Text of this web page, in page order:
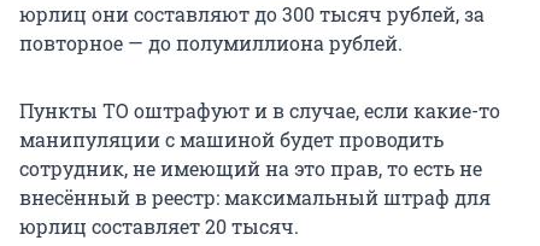
юрлиц они составляют до 300 тысяч рублей, за
повторное — до полумиллиона рублей.
Пункты ТО оштрафуют и в случае, если какие-то
манипуляции с машиной будет проводить
сотрудник, не имеющий на это прав, то есть не
внесённый в реестр: максимальный штраф для
юрлиц составляет 20 тысяч.